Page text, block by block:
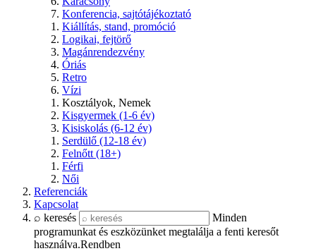
Konferencia, sajtótájékoztató
Kiállítás, stand, promóció
Logikai, fejtörő
Magánrendezvény
Óriás
Retro
Vízi
Kosztályok, Nemek
Kisgyermek (1-6 év)
Kisiskolás (6-12 év)
Serdülő (12-18 év)
Felnőtt (18+)
Férfi
Női
Referenciák
Kapcsolat
⌕ keresés
Minden
programunkat és eszközünket megtalálja a fenti keresőt
használva.Rendben